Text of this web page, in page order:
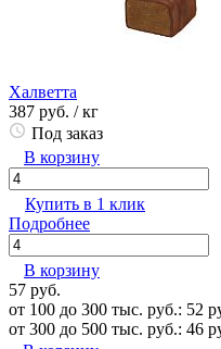
Халветта
387 руб. / кг
Под заказ
В корзину
Купить в 1 клик
Подробнее
В корзину
57 руб.
от 100 до 300 тыс. руб.: 52
от 300 до 500 тыс. руб.: 46